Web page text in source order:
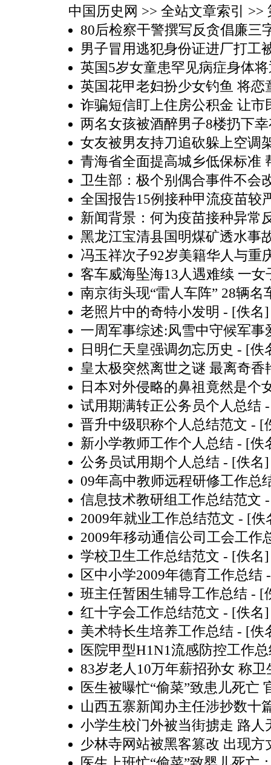
中国历史网 >> 全站文章索引 >>
80后检察干警撰写反贪倡廉三
男子冒用逃犯身份证进厂打工
英国5岁女童患罕见病症身体
英国花甲老妇扮少女钓鱼 将恋
诈骗短信盯上住房公积金 让市
两名女孩被酒醉男子8楼扔下
女友被男友持刀追砍躲上空调
青海省全面提高城乡低保标准
卫生部：极个别偶合事件不会
全国报告15例接种甲流疫苗较
新闻背景：何为疫苗接种异常
黑龙江宝清县国明煤矿透水事
冯玉祥次子92岁美籍华人与重
客车威海坠海13人遇难续 一
南京街头现“雷人车阵” 28辆名
老照片中的奇特小发明 - [佚名]
一周军事综述:风雪中守候军事
日明仁天皇强调勿忘历史 - [佚
皇太极突然离世之谜 最离奇香
日本对外侵略的鼻祖竟然是个
试用期满转正公务员个人总结
晋升中级职称个人总结范文 - [
新小学教师工作个人总结 - [佚
公务员试用期个人总结 - [佚名]
09年高中教师远程研修工作总
信息技术教研组工作总结范文
2009年就业工作总结范文 - [佚
2009年移动通信公司工会工作
学校卫生工作总结范文 - [佚名]
区中小学2009年德育工作总结
班主任暂困生辅导工作总结 - [
红十字会工作总结范文 - [佚名]
美术特长生培养工作总结 - [佚
医院甲型H1N1流感防控工作
83岁老人10万年薪招孙女 称
医生被曝忙“偷菜”致患儿死亡
山西五寨新闻办主任涉抄数十
小学生校门外被当街掳走 路人
少林寺网站被黑客篡改 出现方